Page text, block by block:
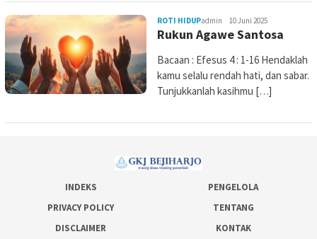
ROTI HIDUPadmin 10 Juni 2025
Rukun Agawe Santosa
Bacaan : Efesus 4 : 1-16 Hendaklah
kamu selalu rendah hati, dan sabar.
Tunjukkanlah kasihmu […]
INDEKS
PENGELOLA
PRIVACY POLICY
TENTANG
DISCLAIMER
KONTAK